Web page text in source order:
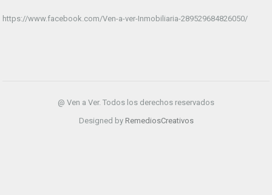
https://www.facebook.com/Ven-a-ver-Inmobiliaria-289529684826050/
@ Ven a Ver. Todos los derechos reservados
Designed by RemediosCreativos